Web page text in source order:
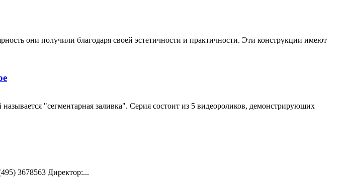
они получили благодаря своей эстетичности и практичности. Эти конструкции имеют
"сегментарная заливка". Серия состоит из 5 видеороликов, демонстрирующих
3678563 Директор:...